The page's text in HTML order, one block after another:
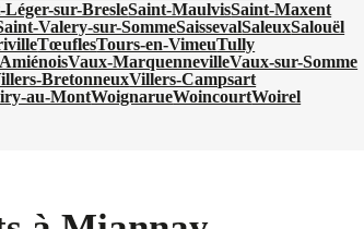
Léger-sur-BresleSaint-MaulvisSaint-Maxent
Valery-sur-SommeSaissevalSaleuxSalouël
TœuflesTours-en-VimeuTully
Vaux-MarquennevilleVaux-sur-Somme
BretonneuxVillers-Campsart
au-MontWoignarueWoincourtWoirel